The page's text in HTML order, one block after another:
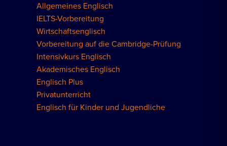
Allgemeines Englisch
IELTS-Vorbereitung
Wirtschaftsenglisch
Vorbereitung auf die Cambridge-Prüfung
Intensivkurs Englisch
Akademisches Englisch
Englisch Plus
Privatunterricht
Englisch für Kinder und Jugendliche